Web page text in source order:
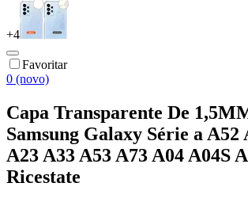
+4
Favoritar
0 (novo)
Capa Transparente De
Samsung Galaxy Série a A52
A23 A33 A53 A73 A04 A04S
Ricestate